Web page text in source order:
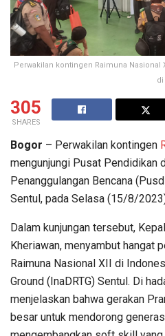
Perwakilan kontingen Raimuna
di
305
SHARES
Bogor – Perwakilan kontingen
mengunjungi Pusat Pendidikan
Penanggulangan Bencana
Sentul, pada Selasa (15/8/
Dalam kunjungan tersebut,
Kheriawan, menyambut hangat
Raimuna Nasional XII di
Ground (InaDRTG) Sentul. Di
menjelaskan bahwa gerakan
besar untuk mendorong